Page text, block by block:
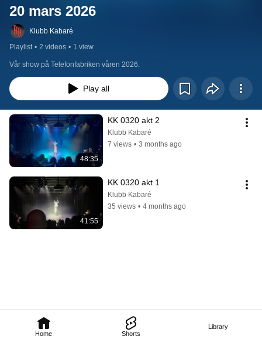
Home Shorts
Library
20 mars 2026
Klubb Kabaré
Playlist • 2 videos • 1 view
Vår show på Telefonfabriken våren 2026.
Play all
48:35
KK 0320 akt 2
Klubb Kabaré
7 views • 3 months ago
41:55
KK 0320 akt 1
Klubb Kabaré
35 views • 4 months ago